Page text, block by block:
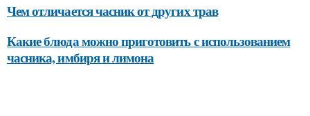
Чем отличается часник от других трав
Какие блюда можно приготовить с использованием
часника, имбиря и лимона